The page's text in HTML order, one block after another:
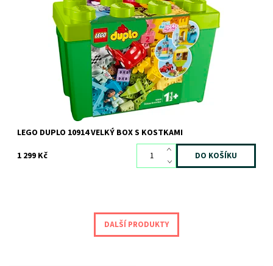
Darujte dětem jejich první velkou stavebnici LEGO® DUPLO®!
Dostupnost:
Skladem3 ks
LEGO
LEGO DUPLO 10914 VELKÝ BOX S KOSTKAMI
1 299 Kč
DALŠÍ PRODUKTY